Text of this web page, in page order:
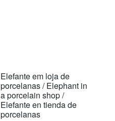
Elefante em loja de
porcelanas / Elephant in
a porcelain shop /
Elefante en tienda de
porcelanas